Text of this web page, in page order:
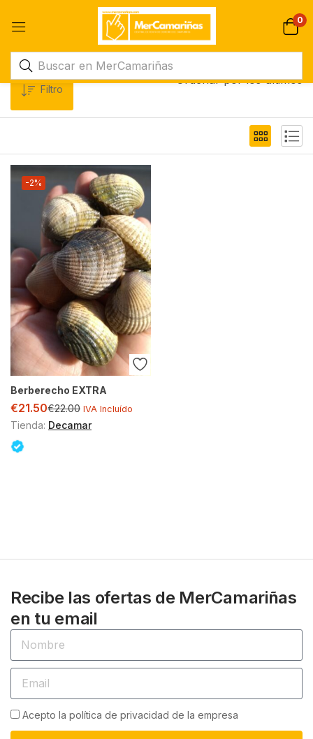
0
Filtro
Ordenar por los últimos
-2%
Berberecho EXTRA
€21.50€22.00 IVA Incluído
Tienda: Decamar
Recibe las ofertas de MerCamariñas
en tu email
Acepto la política de privacidad de la empresa